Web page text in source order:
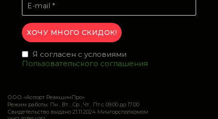
Я согласен с условиями
Пользовательского соглашения
ООО «Аспорт РеакшинПро»
Режим работы: Пн , Вт , Ср , Чт , Пт c 09:00 до 17:00
Свидетельство выдано 21.11.2024 Мингорсполкомом